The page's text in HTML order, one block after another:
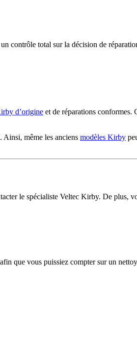
contrôle total sur la décision de
d’origine et de réparations conformes.
Ainsi, même les anciens modèles Kirby
le spécialiste Veltec Kirby. De plus,
que vous puissiez compter sur un